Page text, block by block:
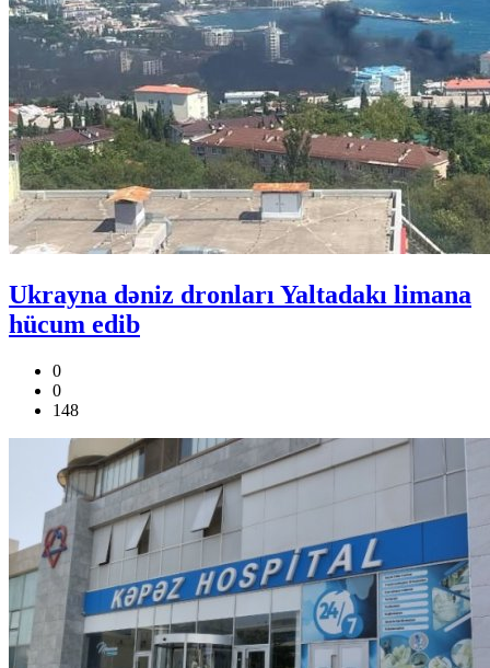
Ukrayna dəniz dronları Yaltadakı limana
hücum edib
0
0
148